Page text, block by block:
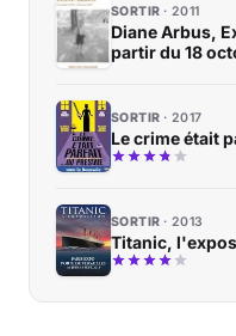
SORTIR 2011
Diane Arbus,
partir du 18
SORTIR 2017
Le crime était
SORTIR 2013
Titanic,